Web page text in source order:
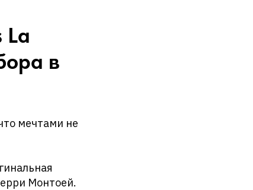
La
в
мечтами не
Монтоей.